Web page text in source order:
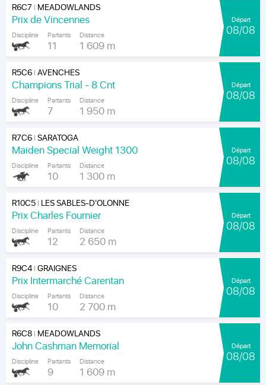
R6C7 | MEADOWLANDS
Prix de Vincennes
Discipline Partants
11
Distance
1 609 m
Départ
08/08
R5C6|AVENCHES
Champions Trial - 8 Cnt
Discipline Partants
7
Distance
1 950 m
Départ
08/08
R7C6|SARATOGA
Maiden Special Weight 1300
Discipline Partants
10
Distance
1 300 m
Départ
08/08
R10C5| LES SABLES-D'OLONNE
Prix Charles Fournier
Discipline Partants
12
Distance
2 650 m
Départ
08/08
R9C4|GRAIGNES
Prix Intermarché Carentan
Discipline Partants
10
Distance
2 700 m
Départ
08/08
R6C8| MEADOWLANDS
John Cashman Memorial
Discipline Partants
9
Distance
1 609 m
Départ
08/08